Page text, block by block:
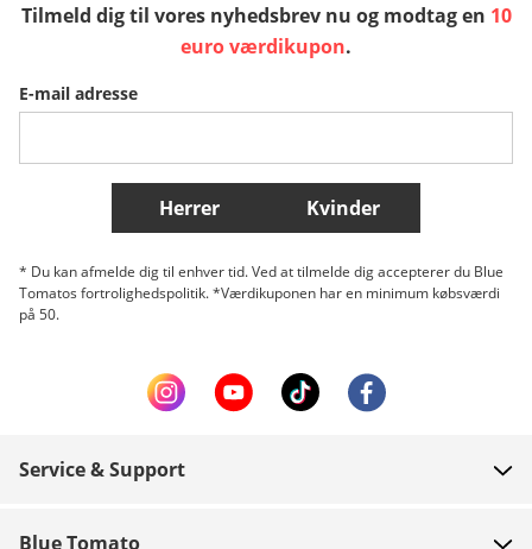
Slovenija
Belgique (Français) Danmark Norge
Flere lande
Tilmeld dig til vores nyhedsbrev nu og modtag en 10
euro værdikupon.
E-mail adresse
Herrer Kvinder
* Du kan afmelde dig til enhver tid. Ved at tilmelde dig accepterer du Blue
Tomatos fortrolighedspolitik. *Værdikuponen har en minimum købsværdi
på 50.
Service & Support
Blue Tomato